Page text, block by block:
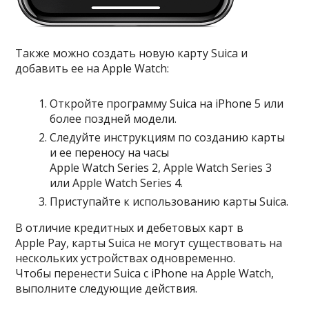
Также можно создать новую карту Suica и
добавить ее на Apple Watch:
Откройте программу Suica на iPhone 5 или
более поздней модели.
Следуйте инструкциям по созданию карты
и ее переносу на часы
Apple Watch Series 2, Apple Watch Series 3
или Apple Watch Series 4.
Приступайте к использованию карты Suica.
В отличие кредитных и дебетовых карт в
Apple Pay, карты Suica не могут существовать на
нескольких устройствах одновременно.
Чтобы перенести Suica с iPhone на Apple Watch,
выполните следующие действия.